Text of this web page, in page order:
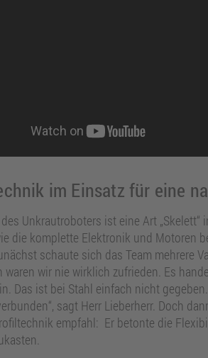
im Einsatz für eine
Unkrautroboters ist eine Art
die komplette Elektronik und Motoren
schaute sich das Team mehrere
waren wir nie wirklich zufrieden. Es
Das ist bei Stahl einfach nicht
sagt Herr Lieberherr. Doch
empfahl: Er betonte die